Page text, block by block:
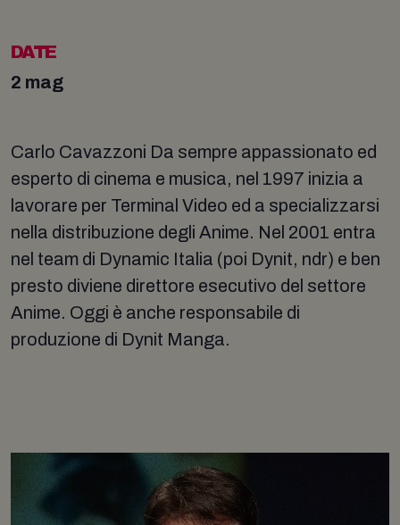
DATE
2 mag
Carlo Cavazzoni Da sempre appassionato ed
esperto di cinema e musica, nel 1997 inizia a
lavorare per Terminal Video ed a specializzarsi
nella distribuzione degli Anime. Nel 2001 entra
nel team di Dynamic Italia (poi Dynit, ndr) e ben
presto diviene direttore esecutivo del settore
Anime. Oggi è anche responsabile di
produzione di Dynit Manga.